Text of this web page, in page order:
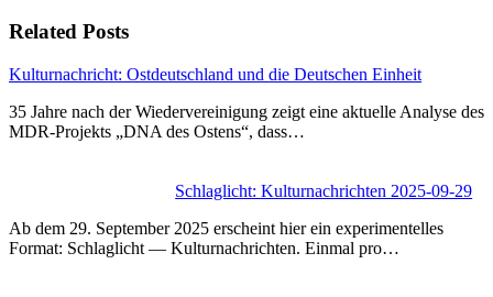
Related Posts
Kulturnachricht: Ostdeutschland und die Deutschen Einheit
35 Jahre nach der Wiedervereinigung zeigt eine aktuelle Analyse des
MDR-Projekts „DNA des Ostens“, dass…
Schlaglicht: Kulturnachrichten 2025-09-29
Ab dem 29. September 2025 erscheint hier ein experimentelles
Format: Schlaglicht — Kulturnachrichten. Einmal pro…